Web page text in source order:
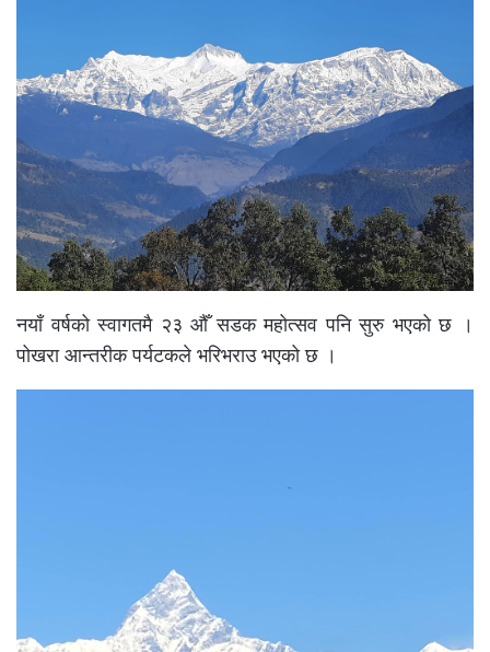
नयाँ वर्षको स्वागतमै २३ औँ सडक महोत्सव पनि सुरु भएको छ ।
पोखरा आन्तरीक पर्यटकले भरिभराउ भएको छ ।